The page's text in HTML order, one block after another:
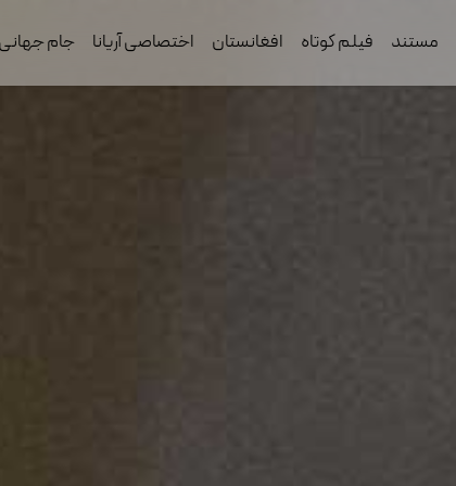
مستند فیلم کوتاه افغانستان اختصاصی آریانا جام